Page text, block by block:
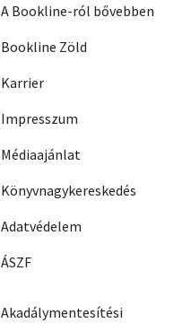
A Bookline-ról bővebben
Bookline Zöld
Karrier
Impresszum
Médiaajánlat
Könyvnagykereskedés
Adatvédelem
ÁSZF
Akadálymentesítési